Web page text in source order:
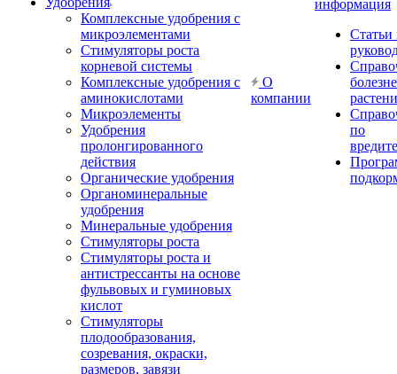
Комплексные удобрения с
микроэлементами
Стимуляторы роста
корневой системы
Комплексные удобрения с
аминокислотами
Микроэлементы
Удобрения
пролонгированного
действия
Органические удобрения
Органоминеральные
удобрения
Минеральные удобрения
Стимуляторы роста
Стимуляторы роста и
антистрессанты на основе
фульвовых и гуминовых
кислот
Стимуляторы
плодообразования,
созревания, окраски,
размеров, завязи
О
компании
информация
Статьи
по